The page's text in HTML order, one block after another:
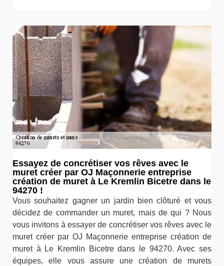
Essayez de concrétiser vos rêves avec le
muret créer par OJ Maçonnerie entreprise
création de muret à Le Kremlin Bicetre dans le
94270 !
Vous souhaitez gagner un jardin bien clôturé et vous
décidez de commander un muret, mais de qui ? Nous
vous invitons à essayer de concrétiser vos rêves avec le
muret créer par OJ Maçonnerie entreprise création de
muret à Le Kremlin Bicetre dans le 94270. Avec ses
équipes, elle vous assure une création de murets